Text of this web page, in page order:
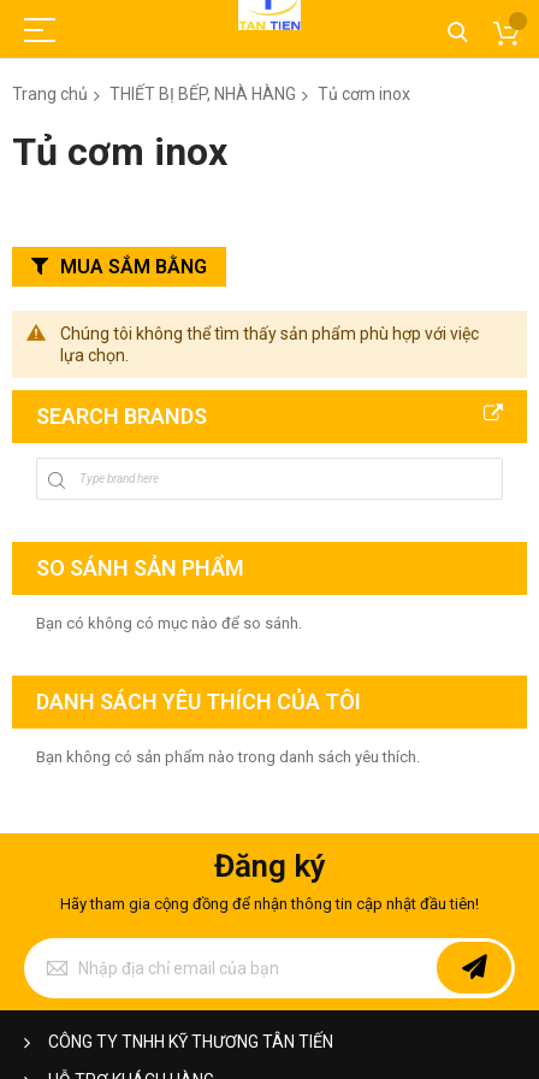
Trang chủ THIẾT BỊ BẾP, NHÀ HÀNG Tủ cơm inox
Tủ cơm inox
Chúng tôi không thể tìm thấy sản phẩm phù hợp với việc
lựa chọn.
MUA SẮM BẰNG
SEARCH BRANDS
SO SÁNH SẢN PHẨM
Bạn có không có mục nào để so sánh.
DANH SÁCH YÊU THÍCH CỦA TÔI
Bạn không có sản phẩm nào trong danh sách yêu thích.
Đăng ký
Hãy tham gia cộng đồng để nhận thông tin cập nhật đầu tiên!
Đăng
ký
để
nhận
tin
CÔNG TY TNHH KỸ THƯƠNG TÂN TIẾN